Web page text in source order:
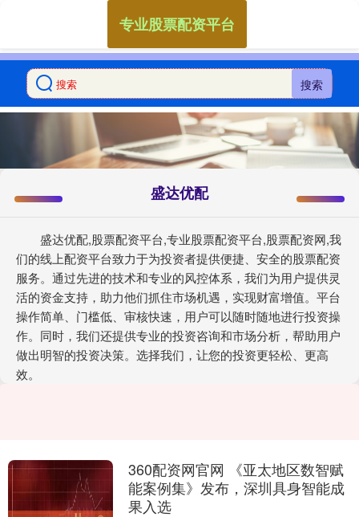
搜索
盛达优配
盛达优配,股票配资平台,专业股票配资平台,股票配资网,我
们的线上配资平台致力于为投资者提供便捷、安全的股票配资
服务。通过先进的技术和专业的风控体系，我们为用户提供灵
活的资金支持，助力他们抓住市场机遇，实现财富增值。平台
操作简单、门槛低、审核快速，用户可以随时随地进行投资操
作。同时，我们还提供专业的投资咨询和市场分析，帮助用户
做出明智的投资决策。选择我们，让您的投资更轻松、更高
效。
专业股票配资平台
360配资网官网 《亚太地区数智赋
能案例集》发布，深圳具身智能成
果入选